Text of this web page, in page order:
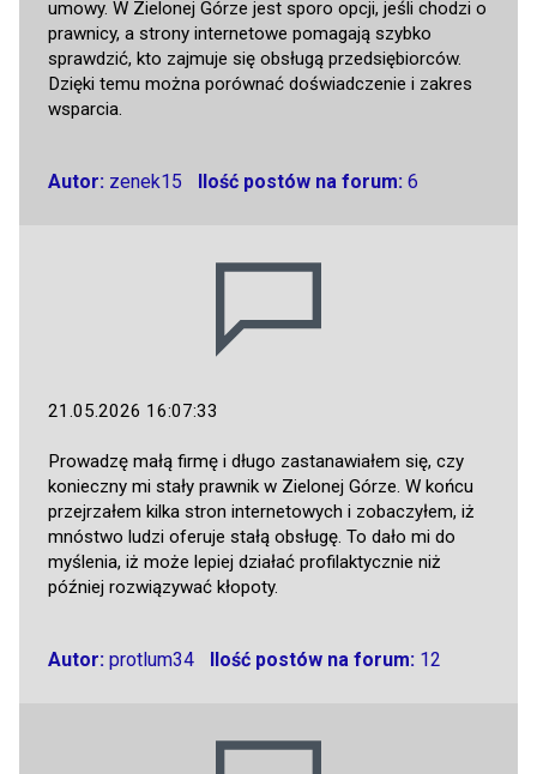
umowy. W Zielonej Górze jest sporo opcji, jeśli chodzi o
prawnicy, a strony internetowe pomagają szybko
sprawdzić, kto zajmuje się obsługą przedsiębiorców.
Dzięki temu można porównać doświadczenie i zakres
wsparcia.
Autor: zenek15 Ilość postów na forum: 6
21.05.2026 16:07:33
Prowadzę małą firmę i długo zastanawiałem się, czy
konieczny mi stały prawnik w Zielonej Górze. W końcu
przejrzałem kilka stron internetowych i zobaczyłem, iż
mnóstwo ludzi oferuje stałą obsługę. To dało mi do
myślenia, iż może lepiej działać profilaktycznie niż
później rozwiązywać kłopoty.
Autor: protlum34 Ilość postów na forum:12